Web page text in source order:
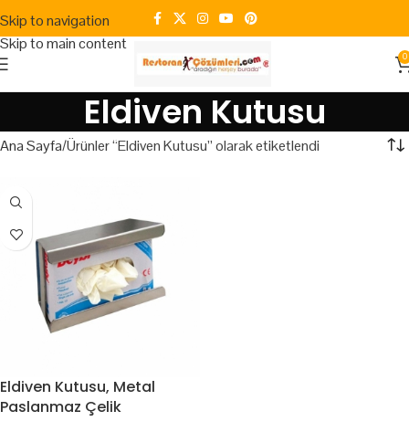
Skip to navigation
Skip to main content
0
Eldiven Kutusu
Ana Sayfa Ürünler “Eldiven Kutusu” olarak etiketlendi
Eldiven Kutusu, Metal
Paslanmaz Çelik